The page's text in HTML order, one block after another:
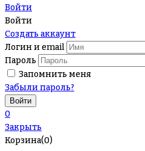
Войти
Войти
Создать аккаунт
Логин и email
Пароль
Запомнить меня
Забыли пароль?
0
Закрыть
Корзина(0)